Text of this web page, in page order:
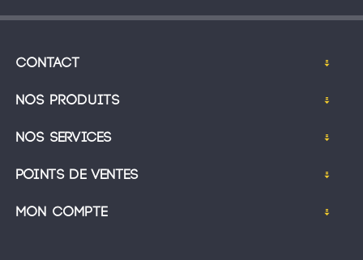
Contact
Nos produits
Nos services
Points de ventes
Mon compte